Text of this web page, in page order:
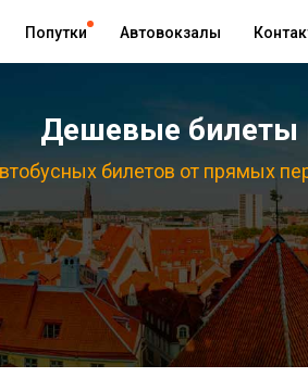
Попутки Автовокзалы
Дешевые билеты
билетов от прямых